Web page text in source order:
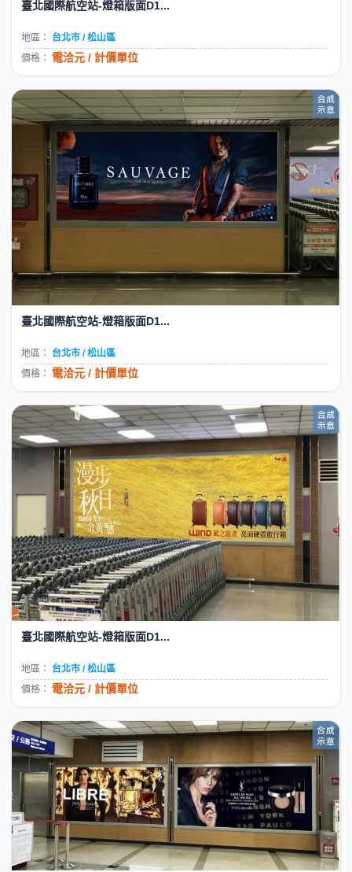
臺北國際航空站-燈箱版面D1...
地區：
台北市 / 松山區
價格： 電洽元 / 計價單位
臺北國際航空站-燈箱版面D1...
地區：
台北市 / 松山區
價格： 電洽元 / 計價單位
臺北國際航空站-燈箱版面D1...
地區：
台北市 / 松山區
價格： 電洽元 / 計價單位